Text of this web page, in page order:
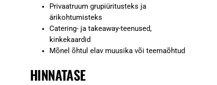
Privaatruum grupiüritusteks ja
ärikohtumisteks
Catering- ja takeaway-teenused,
kinkekaardid
Mõnel õhtul elav muusika või teemaõhtud
HINNATASE